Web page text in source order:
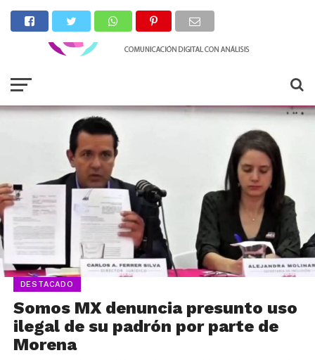
DESTACADO
Somos MX denuncia presunto uso
ilegal de su padrón por parte de
Morena